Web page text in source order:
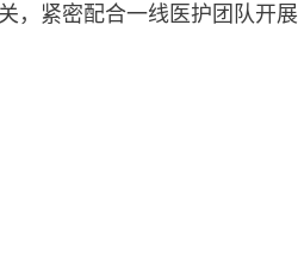
，紧密配合一线医护团队开展